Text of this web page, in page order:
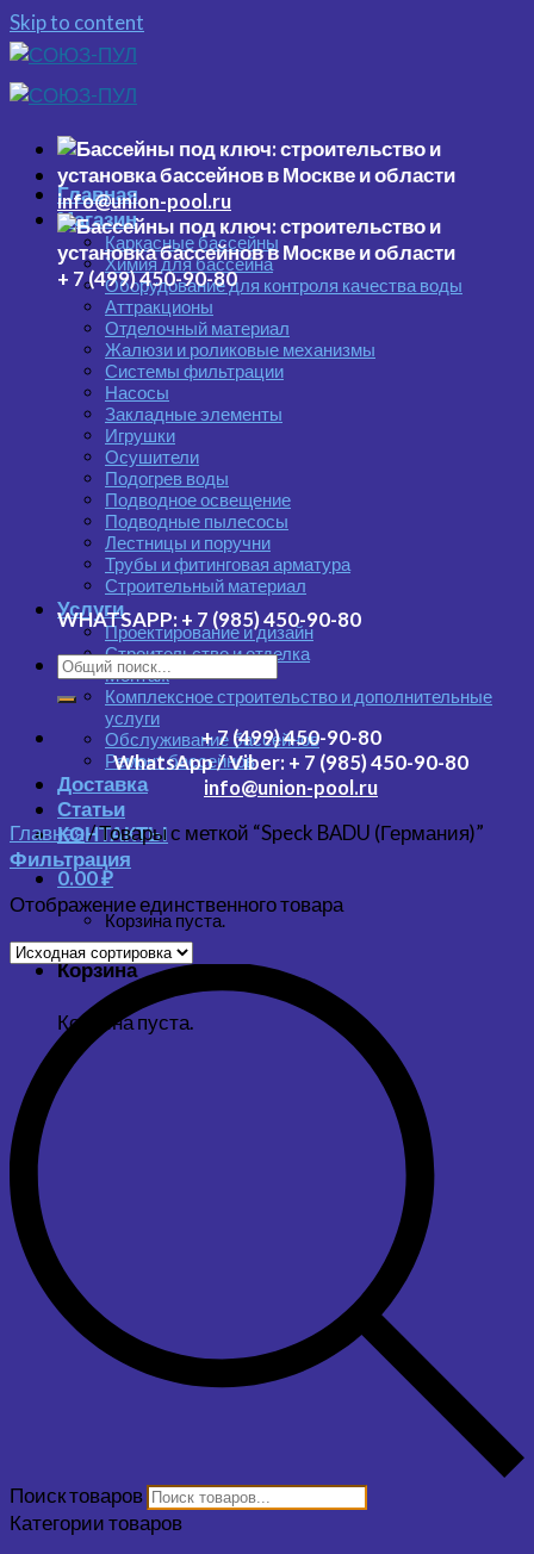
Skip to content
Главная
Магазин
Каркасные бассейны
Химия для бассейна
Оборудование для контроля качества воды
Аттракционы
Отделочный материал
Жалюзи и роликовые механизмы
Системы фильтрации
Насосы
Закладные элементы
Игрушки
Осушители
Подогрев воды
Подводное освещение
Подводные пылесосы
Лестницы и поручни
Трубы и фитинговая арматура
Строительный материал
Услуги
Проектирование и дизайн
Строительство и отделка
Монтаж
Комплексное строительство и дополнительные
услуги
Обслуживание бассейнов
Ремонт бассейнов
Доставка
Статьи
КОНТАКТЫ
0.00₽
Корзина пуста.
Корзина
Корзина пуста.
info@union-pool.ru
+ 7 (499) 450-90-80
WHATSAPP: + 7 (985) 450-90-80
+ 7 (499) 450-90-80
WhatsApp / Viber: + 7 (985) 450-90-80
info@union-pool.ru
Главная/Товары с меткой “Speck BADU (Германия)”
Фильтрация
Отображение единственного товара
Поиск товаров
Категории товаров